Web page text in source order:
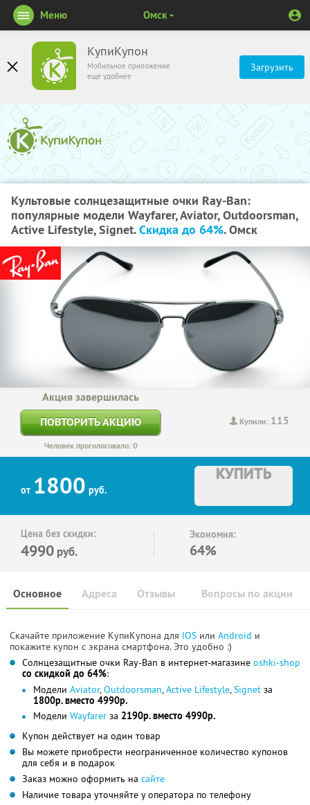
КупиКупон
Мобильное приложение
ещё удобнее
Загрузить
Меню Омск
Культовые солнцезащитные очки Ray-Ban:
популярные модели Wayfarer, Aviator, Outdoorsman,
Active Lifestyle, Signet.Скидка до 64%. Омск
Купили: 115
Акция завершилась
ПОВТОРИТЬ АКЦИЮ
Человек проголосовало: 0
от 1800 руб.
КУПИТЬ
Цена без скидки:
4990 руб.
Экономия:
64%
Основное Отзывы Вопросы по акции
Адреса
Скачайте приложение КупиКупона для IOS или Android и
покажите купон с экрана смартфона. Это удобно :)
Солнцезащитные очки Ray-Ban в интернет-магазине oshki-shop
со скидкой до 64%:
Модели Aviator,Outdoorsman,Active Lifestyle,Signet за
1800р. вместо 4990р.
Модели Wayfarer за 2190р. вместо 4990р.
Купон действует на один товар
Вы можете приобрести неограниченное количество купонов
для себя и в подарок
Заказ можно оформить на сайте
Наличие товара уточняйте у оператора по телефону